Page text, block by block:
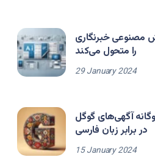
مصنوعی خبرنگاری
را متحول می‌کند
29 January 2024
آگهی‌های گوگل
در برابر زبان فارسی
15 January 2024